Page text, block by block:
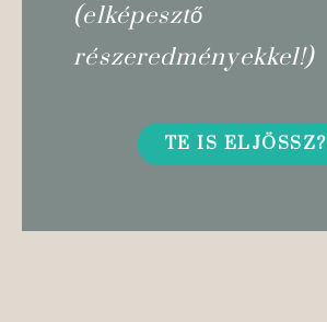
(elképesztő
részeredményekkel!)
TE IS ELJÖSSZ?